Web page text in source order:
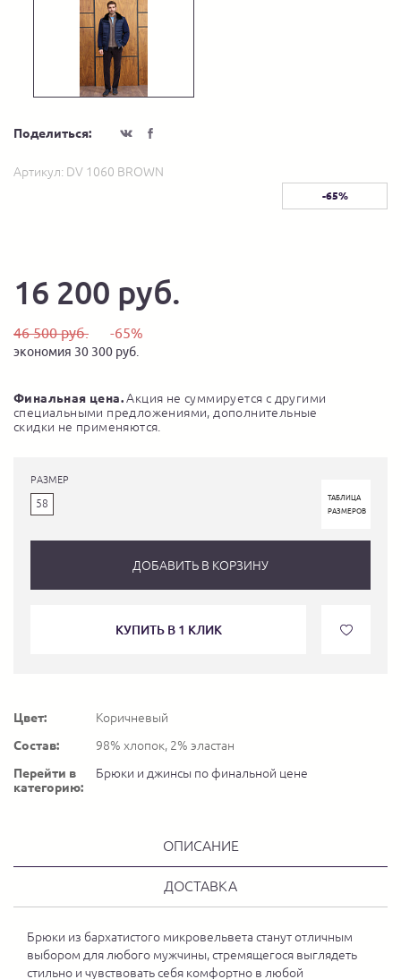
Поделиться:
Артикул: DV 1060 BROWN
-65%
16 200 руб.
46 500 руб. -65%
экономия 30 300 руб.
Финальная цена.Акция не суммируется с другими
специальными предложениями, дополнительные
скидки не применяются.
РАЗМЕР
58
ТАБЛИЦА
РАЗМЕРОВ
ДОБАВИТЬ В КОРЗИНУ
КУПИТЬ В 1 КЛИК
Цвет:
Коричневый
Состав:
98% хлопок, 2% эластан
Перейти в
категорию:
Брюки и джинсы по финальной цене
ОПИСАНИЕ
ДОСТАВКА
Брюки из бархатистого микровельвета станут отличным
выбором для любого мужчины, стремящегося выглядеть
стильно и чувствовать себя комфортно в любой